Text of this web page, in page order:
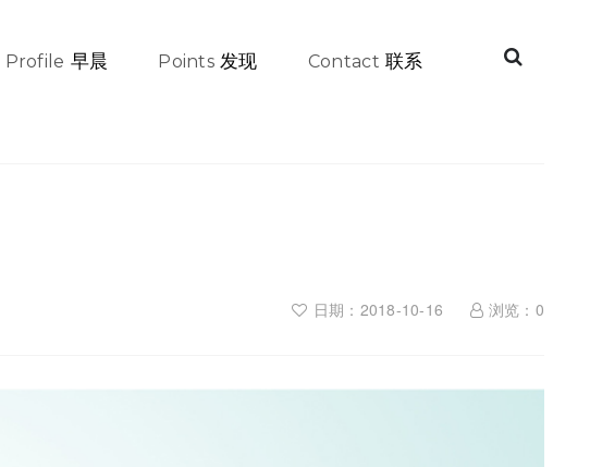
Profile 早晨 Points 发现 Contact 联系
日期：2018-10-16 浏览： 0